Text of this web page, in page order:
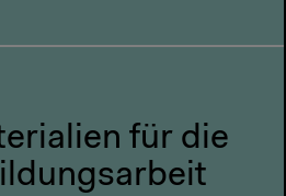
für die